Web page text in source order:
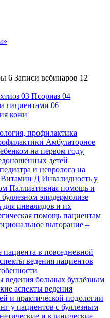
6 Записи вебинаров 12
03 Псориаз 04
пациентами 06
кожи
профилактика
Амбулаторное
на первом году
детей
и невролога на
Витамин Д Инвалидность у
Паллиативная помощь и
эпидермолизе
инвалидов и их
помощь пациентам
выгорание –
в повседневной
ведения пациентов
ведения больных буллёзным
аспекты ведения
и практической подологии
у пациентов с буллезным
и клинические